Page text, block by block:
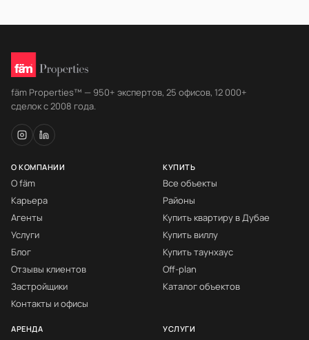
fäm Properties™ — 950+ экспертов, 25 офисов, 12 000+
сделок с 2008 года.
О КОМПАНИИ
О fäm
Карьера
Агенты
Услуги
Блог
Отзывы клиентов
Застройщики
Контакты и офисы
КУПИТЬ
Все объекты
Районы
Купить квартиру в Дубае
Купить виллу
Купить таунхаус
Off-plan
Каталог объектов
АРЕНДА УСЛУГИ